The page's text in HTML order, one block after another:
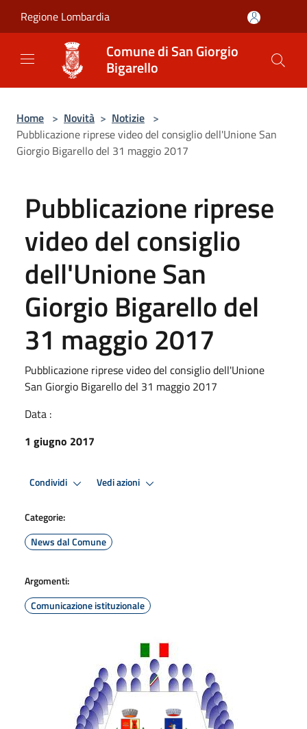
Regione Lombardia
Comune di San Giorgio
Bigarello
Home > Novità > Notizie >
Pubblicazione riprese video del consiglio dell'Unione San
Giorgio Bigarello del 31 maggio 2017
Pubblicazione riprese
video del consiglio
dell'Unione San
Giorgio Bigarello del
31 maggio 2017
Pubblicazione riprese video del consiglio dell'Unione
San Giorgio Bigarello del 31 maggio 2017
Data :
1 giugno 2017
Condividi Vedi azioni
Categorie:
News dal Comune
Argomenti:
Comunicazione istituzionale